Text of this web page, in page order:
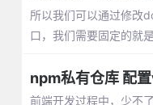
所以我们可以通过修改
口，我们需要固定的就
npm私有仓库 配
前端开发过程中，少不